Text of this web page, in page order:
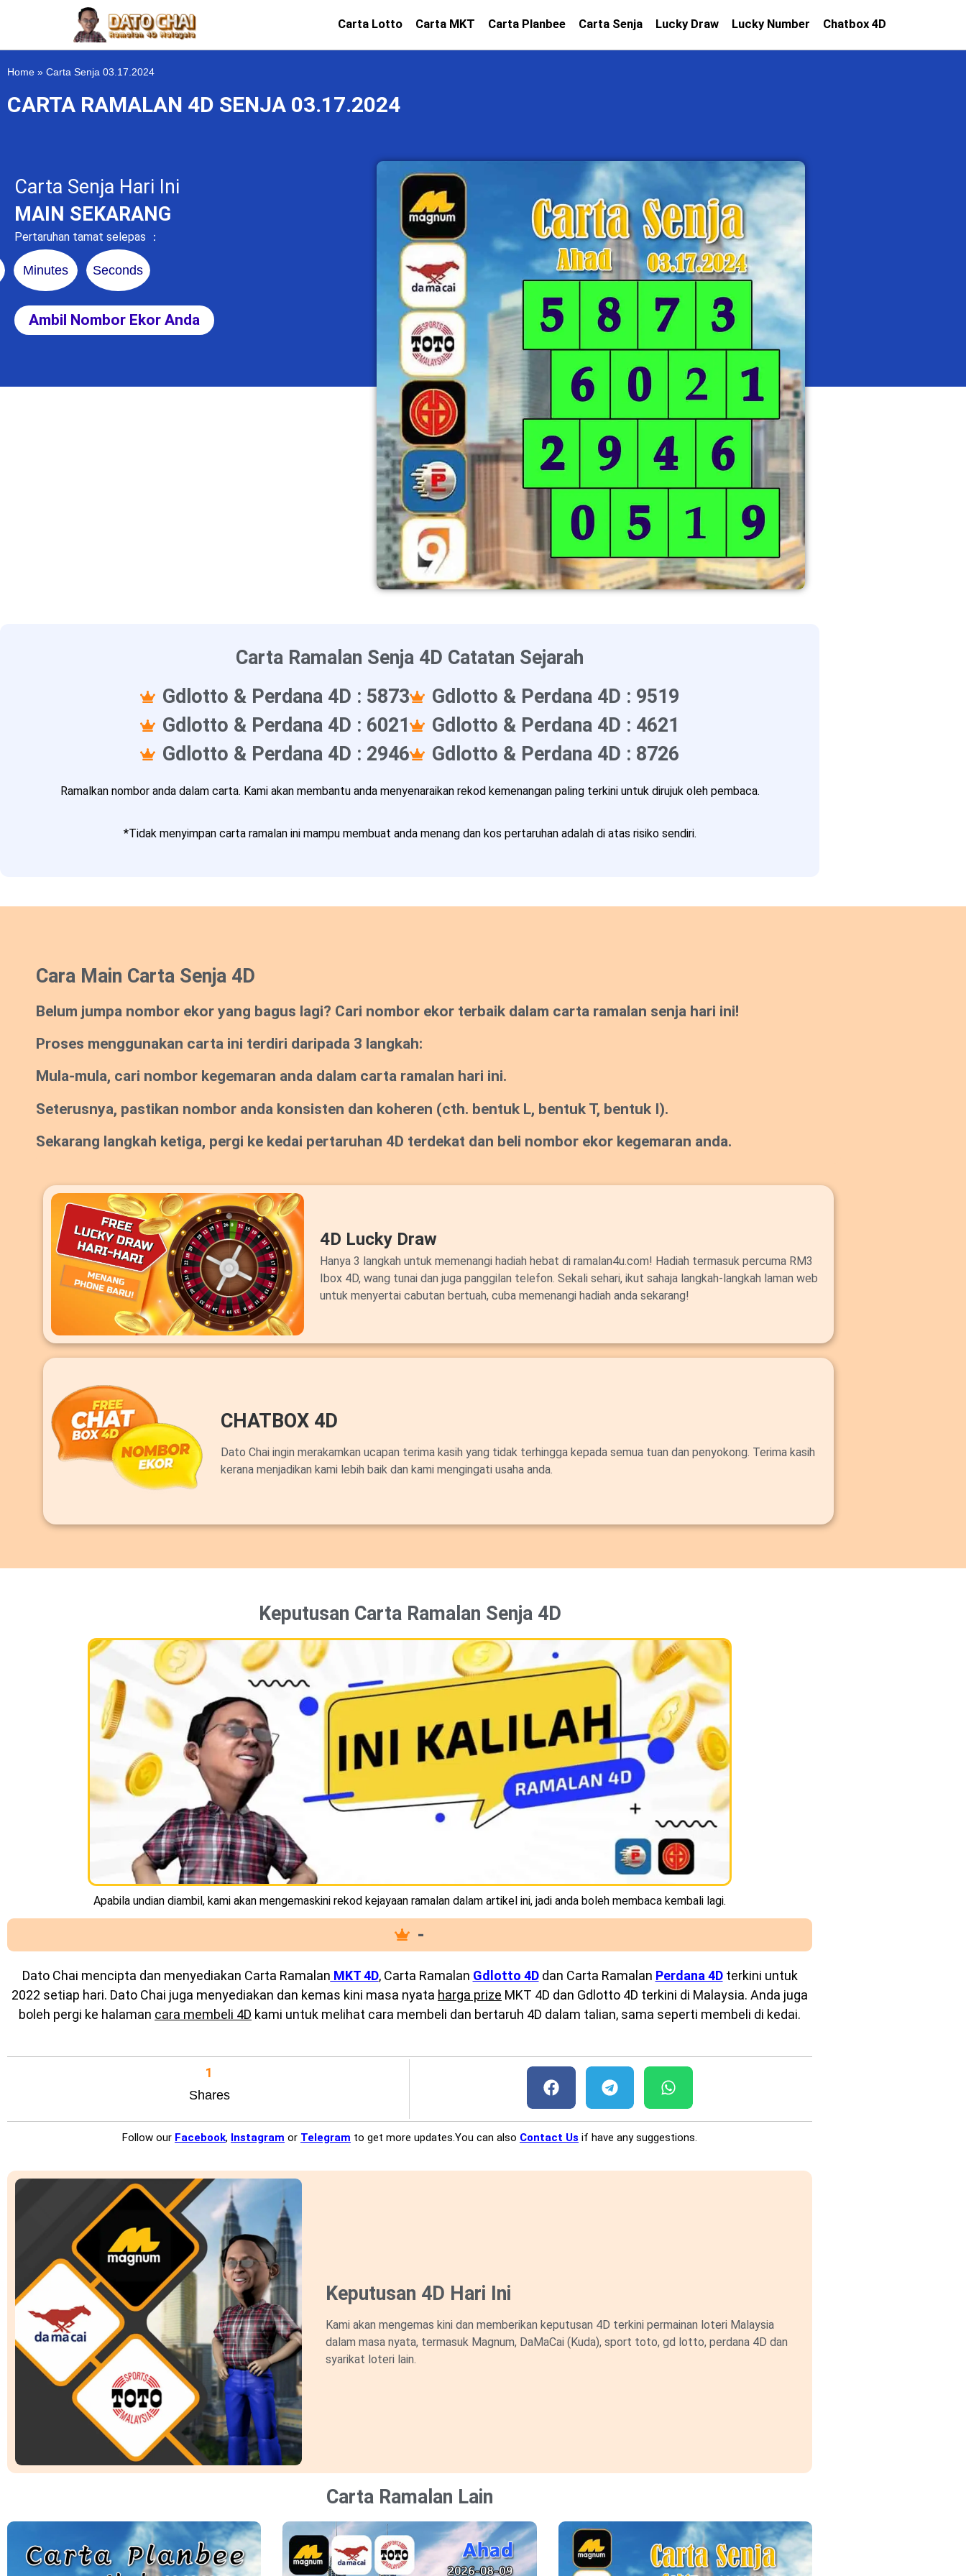
Carta Lotto Carta MKT Carta Planbee Carta Senja Lucky Draw Lucky Number Chatbox 4D
Home » Carta Senja 03.17.2024
CARTA RAMALAN 4D SENJA 03.17.2024
Carta Senja Hari Ini
MAIN SEKARANG
Pertaruhan tamat selepas ：
Minutes Seconds
Ambil Nombor Ekor Anda
Carta Ramalan Senja 4D Catatan Sejarah
Gdlotto & Perdana 4D : 5873
Gdlotto & Perdana 4D : 9519
Gdlotto & Perdana 4D : 6021
Gdlotto & Perdana 4D : 4621
Gdlotto & Perdana 4D : 2946
Gdlotto & Perdana 4D : 8726
Ramalkan nombor anda dalam carta. Kami akan membantu anda menyenaraikan rekod kemenangan paling terkini untuk dirujuk oleh pembaca.
*Tidak menyimpan carta ramalan ini mampu membuat anda menang dan kos pertaruhan adalah di atas risiko sendiri.
Cara Main Carta Senja 4D
Belum jumpa nombor ekor yang bagus lagi? Cari nombor ekor terbaik dalam carta ramalan senja hari ini!
Proses menggunakan carta ini terdiri daripada 3 langkah:
Mula-mula, cari nombor kegemaran anda dalam carta ramalan hari ini.
Seterusnya, pastikan nombor anda konsisten dan koheren (cth. bentuk L, bentuk T, bentuk I).
Sekarang langkah ketiga, pergi ke kedai pertaruhan 4D terdekat dan beli nombor ekor kegemaran anda.
4D Lucky Draw
Hanya 3 langkah untuk memenangi hadiah hebat di ramalan4u.com! Hadiah termasuk percuma RM3
Ibox 4D, wang tunai dan juga panggilan telefon. Sekali sehari, ikut sahaja langkah-langkah laman web
untuk menyertai cabutan bertuah, cuba memenangi hadiah anda sekarang!
CHATBOX 4D
Dato Chai ingin merakamkan ucapan terima kasih yang tidak terhingga kepada semua tuan dan penyokong. Terima kasih
kerana menjadikan kami lebih baik dan kami mengingati usaha anda.
Keputusan Carta Ramalan Senja 4D
Apabila undian diambil, kami akan mengemaskini rekod kejayaan ramalan dalam artikel ini, jadi anda boleh membaca kembali lagi.
-
Dato Chai mencipta dan menyediakan Carta Ramalan MKT 4D, Carta Ramalan Gdlotto 4Ddan Carta Ramalan Perdana 4Dterkini untuk
2022 setiap hari. Dato Chai juga menyediakan dan kemas kini masa nyata harga prize MKT 4D dan Gdlotto 4D terkini di Malaysia. Anda juga
boleh pergi ke halaman cara membeli 4D kami untuk melihat cara membeli dan bertaruh 4D dalam talian, sama seperti membeli di kedai.
Shares
1
Follow our Facebook, Instagram or Telegram to get more updates.You can also Contact Us if have any suggestions.
Keputusan 4D Hari Ini
Kami akan mengemas kini dan memberikan keputusan 4D terkini permainan loteri Malaysia
dalam masa nyata, termasuk Magnum, DaMaCai (Kuda), sport toto, gd lotto, perdana 4D dan
syarikat loteri lain.
Carta Ramalan Lain